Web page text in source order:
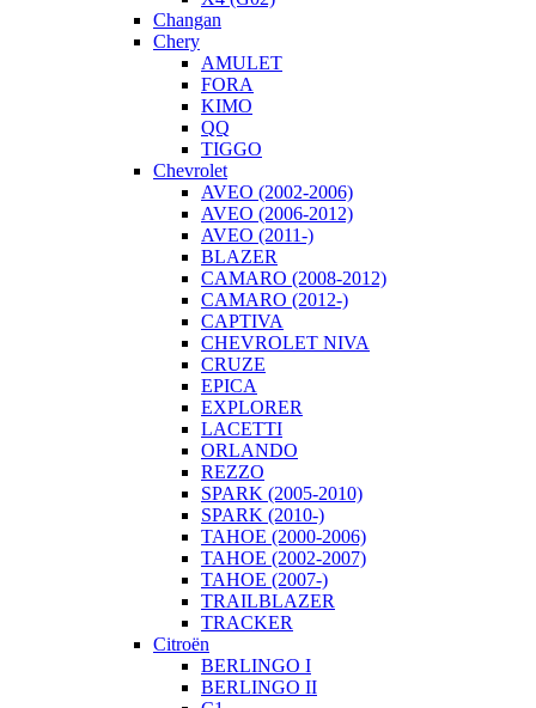
Changan
Chery
AMULET
FORA
KIMO
QQ
TIGGO
Chevrolet
AVEO (2002-2006)
AVEO (2006-2012)
AVEO (2011-)
BLAZER
CAMARO (2008-2012)
CAMARO (2012-)
CAPTIVA
CHEVROLET NIVA
CRUZE
EPICA
EXPLORER
LACETTI
ORLANDO
REZZO
SPARK (2005-2010)
SPARK (2010-)
TAHOE (2000-2006)
TAHOE (2002-2007)
TAHOE (2007-)
TRAILBLAZER
TRACKER
Citroën
BERLINGO I
BERLINGO II